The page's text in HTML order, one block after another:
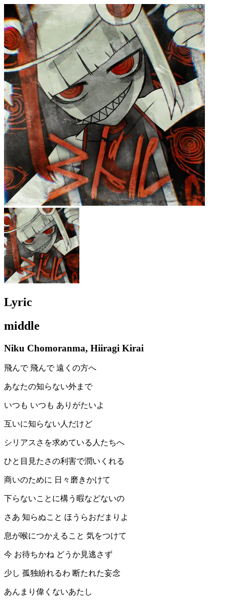
Lyric
middle
Niku Chomoranma, Hiiragi Kirai
飛んで 飛んで 遠くの方へ
あなたの知らない外まで
いつも いつも ありがたいよ
互いに知らない人だけど
シリアスさを求めている人たちへ
ひと目見たさの利害で潤いくれる
商いのために 日々磨きかけて
下らないことに構う暇などないの
さあ 知らぬこと ほうらおだまりよ
息が喉につかえること 気をつけて
今 お待ちかね どうか見逃さず
少し 孤独紛れるわ 断たれた妄念
あんまり偉くないあたし